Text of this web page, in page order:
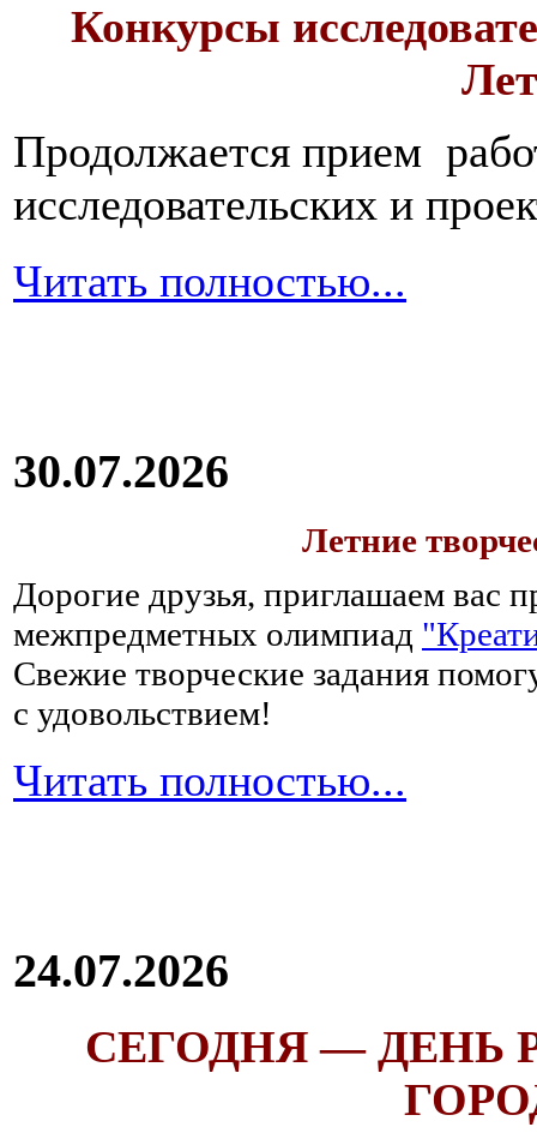
Конкурсы
Продолжается прием
исследовательских и
Читать полностью...
30.07.2026
Летние
Дорогие друзья, приглашаем вас
межпредметных олимпиад
Свежие творческие задания
с удовольствием!
Читать полностью...
24.07.2026
СЕГОДНЯ — ДЕНЬ